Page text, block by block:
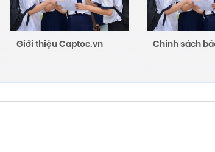
Giới thiệu Captoc.vn Chính sách